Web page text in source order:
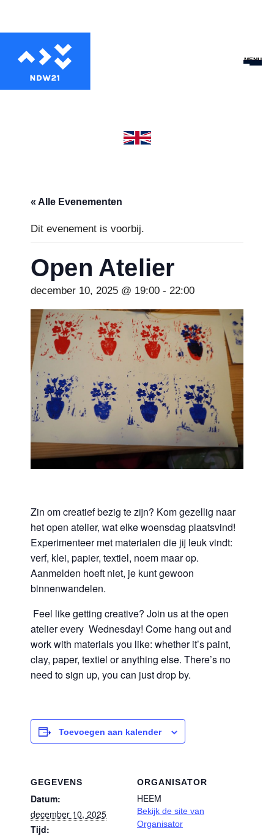
MENU
« Alle Evenementen
Dit evenement is voorbij.
Open Atelier
december 10, 2025 @ 19:00 - 22:00
Zin om creatief bezig te zijn? Kom gezellig naar
het open atelier, wat elke woensdag plaatsvind!
Experimenteer met materialen die jij leuk vindt:
verf, klei, papier, textiel, noem maar op.
Aanmelden hoeft niet, je kunt gewoon
binnenwandelen.
Feel like getting creative? Join us at the open
atelier every Wednesday! Come hang out and
work with materials you like: whether it’s paint,
clay, paper, textiel or anything else. There’s no
need to sign up, you can just drop by.
Toevoegen aan kalender
GEGEVENS
Datum:
december 10, 2025
Tijd:
ORGANISATOR
HEEM
Bekijk de site van
Organisator